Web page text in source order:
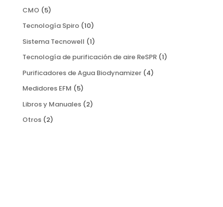
CMO 55
productos
Tecnología Spiro 1010
productos
Sistema Tecnowell 11
producto
Tecnología de purificación de aire ReSPR 11
Purificadores de Agua Biodynamizer 44
Medidores EFM 55
productos
Libros y Manuales 22
Otros 22